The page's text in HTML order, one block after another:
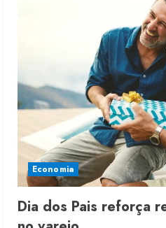
Economia
Dia dos Pais reforça